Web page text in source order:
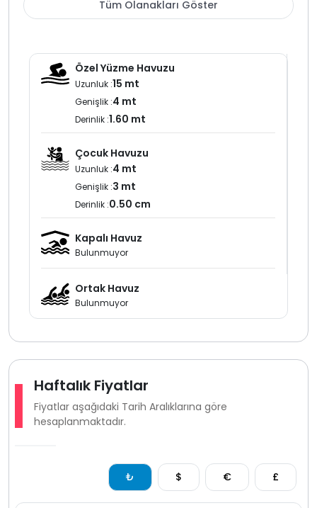
hazırlanmıştır özellikle doğa yürüyüşleri
yapmak güneşin doğuşunu ve batışını izlemek veya
ideal bir ortam sunmaktadır. Misafirlerimiz villamızda
konaklarken doğanın ve sessizliğin tadını çıkarırken aynı
zamanda lüksün ve rahatlığın keyfini sürebilirler.
NOT: Villaya ulaşan yolun son 700 800 metrelik kısmı dik
bir yokuş içerir.
Tüm Olanakları Göster
Özel Yüzme Havuzu
Uzunluk :15 mt
Genişlik :4 mt
Derinlik :1.60 mt
Çocuk Havuzu
Uzunluk :4 mt
Genişlik :3 mt
Derinlik :0.50 cm
Kapalı Havuz
Bulunmuyor
Ortak Havuz
Bulunmuyor
Haftalık Fiyatlar
Fiyatlar aşağıdaki Tarih Aralıklarına göre
hesaplanmaktadır.
₺ $ € £